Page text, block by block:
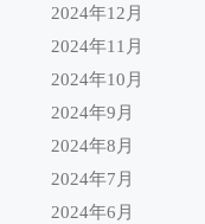
2024年12月
2024年11月
2024年10月
2024年9月
2024年8月
2024年7月
2024年6月